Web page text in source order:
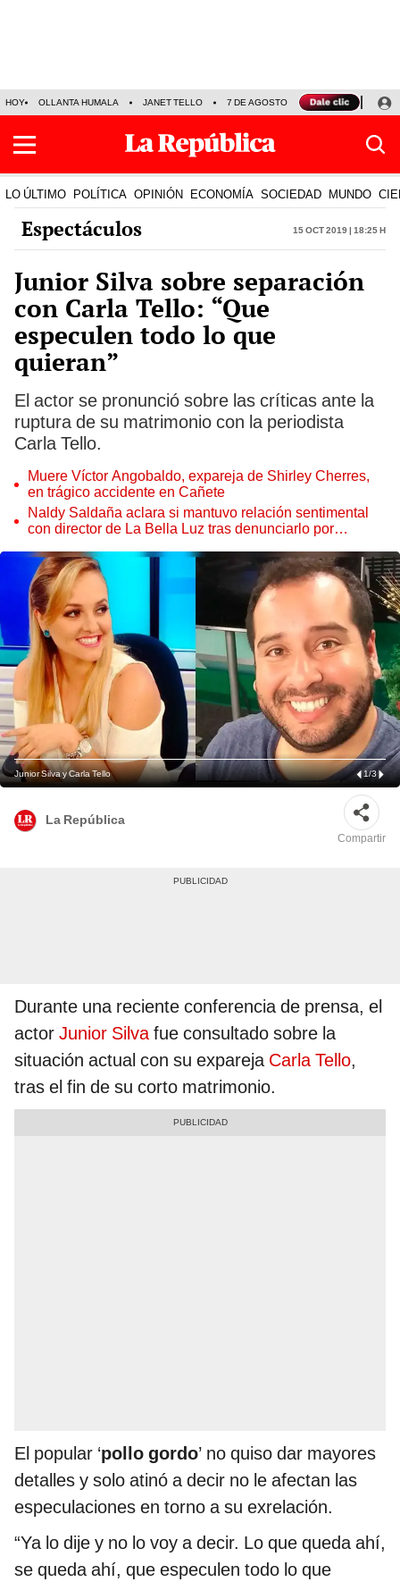
HOY OLLANTA HUMALA JANET TELLO 7 DE AGOSTO TINKA RESULTADOS
LO ÚLTIMO POLÍTICA OPINIÓN ECONOMÍA SOCIEDAD MUNDO
Espectáculos 15 Oct 2019 | 18:25 h
Junior Silva sobre separación
con Carla Tello: “Que
especulen todo lo que
quieran”
El actor se pronunció sobre las críticas ante la
ruptura de su matrimonio con la periodista
Carla Tello.
Muere Víctor Angobaldo, expareja de Shirley Cherres,
en trágico accidente en Cañete
Naldy Saldaña aclara si mantuvo relación sentimental
con director de La Bella Luz tras denunciarlo por
Junior Silva y Carla Tello 1/3
La República
Compartir
Durante una reciente conferencia de prensa, el
actor Junior Silvafue consultado sobre la
situación actual con su exparejaCarla Tello,
tras el fin de su corto matrimonio.
El popular ‘pollo gordo’ no quiso dar mayores
detalles y solo atinó a decir no le afectan las
especulaciones en torno a su exrelación.
“Ya lo dije y no lo voy a decir. Lo que queda ahí,
se queda ahí, que especulen todo lo que